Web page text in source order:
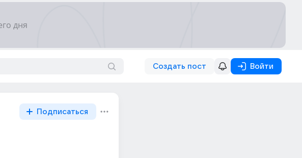
Создать пост Войти
Подписаться